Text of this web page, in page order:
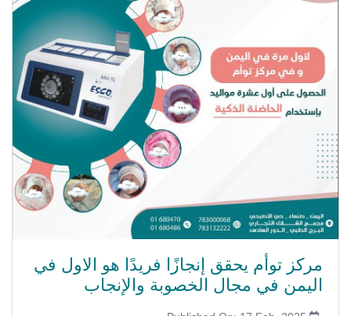
مركز توأم يحقق إنجازًا فريدًا هو الاول في
اليمن في مجال الخصوبة والإنجاب